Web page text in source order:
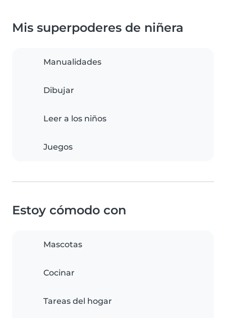
Mis superpoderes de niñera
Manualidades
Dibujar
Leer a los niños
Juegos
Estoy cómodo con
Mascotas
Cocinar
Tareas del hogar